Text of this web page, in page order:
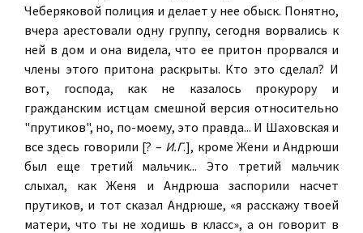
Чеберяковой полиция и делает у нее обыск. Понятно,
вчера арестовали одну группу, сегодня ворвались к
ней в дом и она видела, что ее притон прорвался и
члены этого притона раскрыты. Кто это сделал? И
вот, господа, как не казалось прокурору и
гражданским истцам смешной версия относительно
"прутиков", но, по-моему, это правда... И Шаховская и
все здесь говорили [? – И.Г.], кроме Жени и Андрюши
был еще третий мальчик... Это третий мальчик
слыхал, как Женя и Андрюша заспорили насчет
прутиков, и тот сказал Андрюше, «я расскажу твоей
матери, что ты не ходишь в класс», а он говорит в